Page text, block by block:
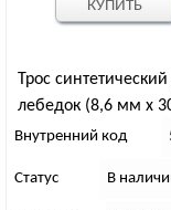
Трос
лебедок (8,6 мм x
коушем и крюком T-
Внутренний код
Статус В
КУПИТЬ